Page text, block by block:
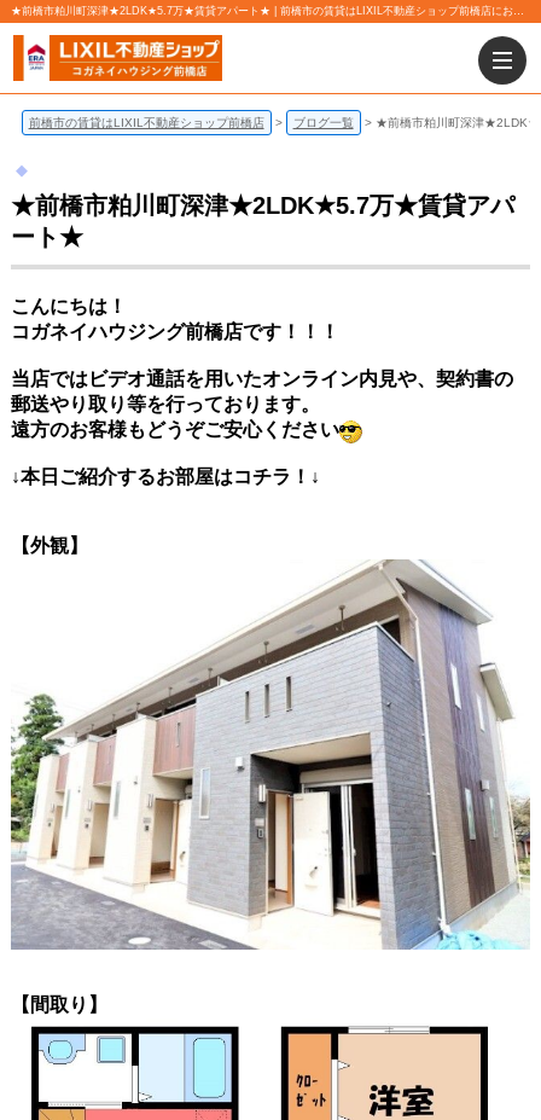
★前橋市粕川町深津★2LDK★5.7万★賃貸アパート★ | 前橋市の賃貸はLIXIL不動産ショップ前橋店にお任せ下さい！
前橋市の賃貸はLIXIL不動産ショップ前橋店 ブログ一覧 ★前橋市粕川町深津
★前橋市粕川町深津★2LDK★5.7万★賃貸アパ
ート★
こんにちは！
コガネイハウジング前橋店です！！！
当店ではビデオ通話を用いたオンライン内見や、契約書の
郵送やり取り等を行っております。
遠方のお客様もどうぞご安心ください
↓本日ご紹介するお部屋はコチラ！↓
【外観】
【間取り】